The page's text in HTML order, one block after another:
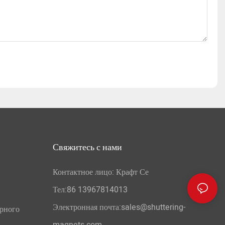
Свяжитесь с нами
Контактное лицо: Крафт Се
Тел:86 13967814013
Электронная почта:sales@shuttering-